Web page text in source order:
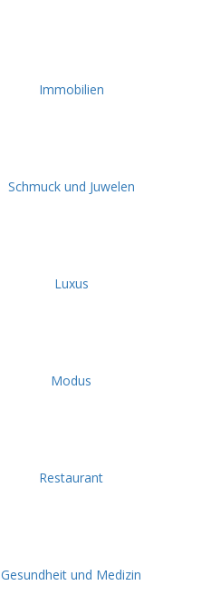
Immobilien
Schmuck und Juwelen
Luxus
Modus
Restaurant
Gesundheit und Medizin